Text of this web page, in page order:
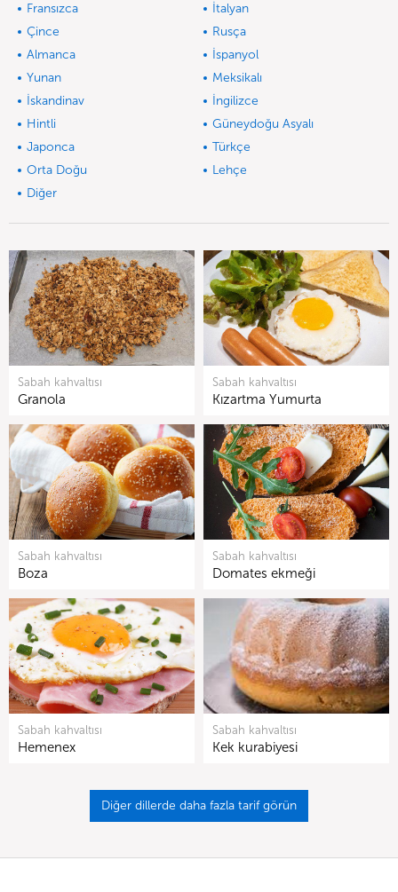
Fransızca
İtalyan
Çince
Rusça
Almanca
İspanyol
Yunan
Meksikalı
İskandinav
İngilizce
Hintli
Güneydoğu Asyalı
Japonca
Türkçe
Orta Doğu
Lehçe
Diğer
Sabah kahvaltısı
Granola
Sabah kahvaltısı
Kızartma Yumurta
Sabah kahvaltısı
Boza
Sabah kahvaltısı
Domates ekmeği
Sabah kahvaltısı
Hemenex
Sabah kahvaltısı
Kek kurabiyesi
Diğer dillerde daha fazla tarif görün